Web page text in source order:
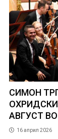
СИМОН
АВГУСТ
16 април 2026